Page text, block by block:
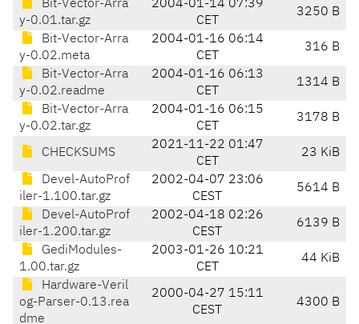
Bit-Vector-Arra
y-0.01.tar.gz
2004-01-14 07:39
CET
3250 B
Bit-Vector-Arra
y-0.02.meta
2004-01-16 06:14
CET
316 B
Bit-Vector-Arra
y-0.02.readme
2004-01-16 06:13
CET
1314 B
Bit-Vector-Arra
y-0.02.tar.gz
2004-01-16 06:15
CET
3178 B
CHECKSUMS
2021-11-22 01:47
CET
23 KiB
Devel-AutoProf
iler-1.100.tar.gz
2002-04-07 23:06
CEST
5614 B
Devel-AutoProf
iler-1.200.tar.gz
2002-04-18 02:26
CEST
6139 B
GediModules-
1.00.tar.gz
2003-01-26 10:21
CET
44 KiB
Hardware-Veril
og-Parser-0.13.rea
dme
2000-04-27 15:11
CEST
4300 B